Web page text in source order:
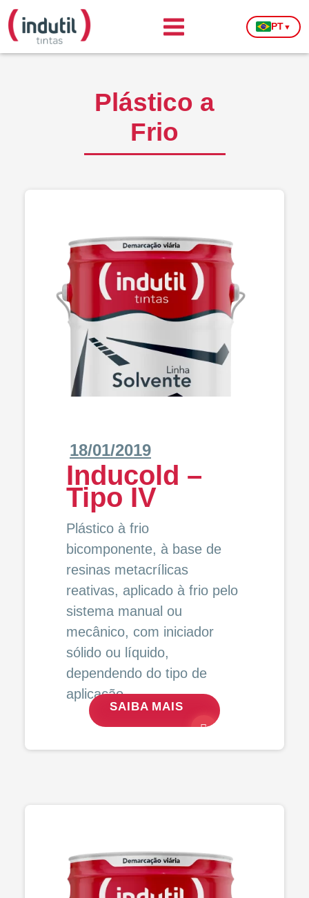
PT▼
Plástico a
Frio
18/01/2019
Inducold –
Tipo IV
Plástico à frio
bicomponente, à base de
resinas metacrílicas
reativas, aplicado à frio pelo
sistema manual ou
mecânico, com iniciador
sólido ou líquido,
dependendo do tipo de
aplicação.
SAIBA MAIS